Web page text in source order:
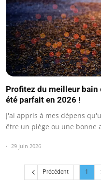
Profitez du meilleur
été parfait en 2026 !
J'ai appris à mes dépens
être un piège ou une bonne
29 juin 2026
Précédent 1